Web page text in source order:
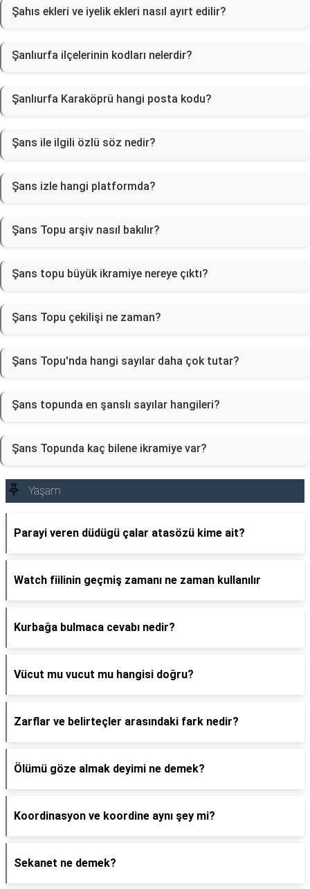
Şahıs ekleri ve iyelik ekleri nasıl ayırt edilir?
Şanlıurfa ilçelerinin kodları nelerdir?
Şanlıurfa Karaköprü hangi posta kodu?
Şans ile ilgili özlü söz nedir?
Şans izle hangi platformda?
Şans Topu arşiv nasıl bakılır?
Şans topu büyük ikramiye nereye çıktı?
Şans Topu çekilişi ne zaman?
Şans Topu'nda hangi sayılar daha çok tutar?
Şans topunda en şanslı sayılar hangileri?
Şans Topunda kaç bilene ikramiye var?
Yaşam
Parayi veren düdügü çalar atasözü kime ait?
Watch fiilinin geçmiş zamanı ne zaman kullanılır
Kurbağa bulmaca cevabı nedir?
Vücut mu vucut mu hangisi doğru?
Zarflar ve belirteçler arasındaki fark nedir?
Ölümü göze almak deyimi ne demek?
Koordinasyon ve koordine aynı şey mi?
Sekanet ne demek?